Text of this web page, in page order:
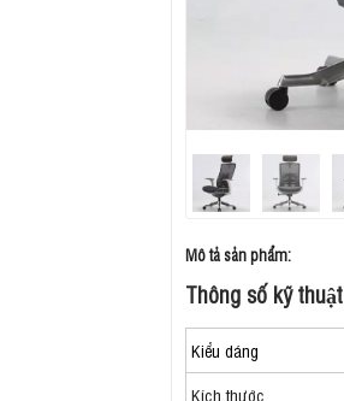
Mô tả sản phẩm:
Thông số kỹ thuật
Kiểu dáng
Kích thước